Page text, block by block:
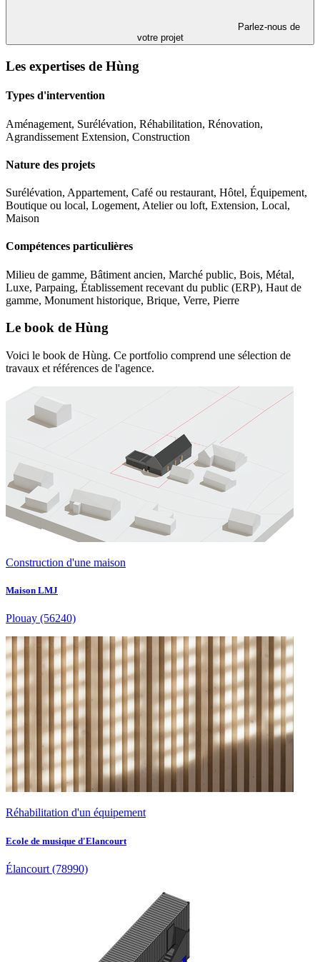
Parlez-nous de
votre projet
Les expertises de Hùng
Types d'intervention
Aménagement, Surélévation, Réhabilitation, Rénovation,
Agrandissement Extension, Construction
Nature des projets
Surélévation, Appartement, Café ou restaurant, Hôtel, Équipement,
Boutique ou local, Logement, Atelier ou loft, Extension, Local,
Maison
Compétences particulières
Milieu de gamme, Bâtiment ancien, Marché public, Bois, Métal,
Luxe, Parpaing, Établissement recevant du public (ERP), Haut de
gamme, Monument historique, Brique, Verre, Pierre
Le book de Hùng
Voici le book de Hùng. Ce portfolio comprend une sélection de
travaux et références de l'agence.
Construction d'une maison
Maison LMJ
Plouay (56240)
Réhabilitation d'un équipement
Ecole de musique d'Elancourt
Élancourt (78990)